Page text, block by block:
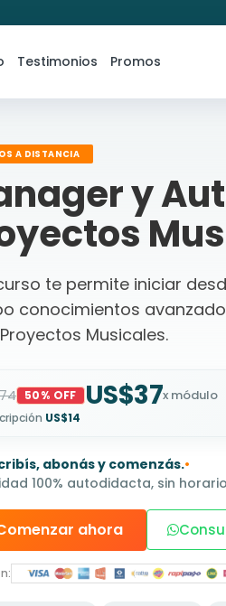
Testimonios Promos
A DISTANCIA
y
te permite iniciar
conocimientos
Musicales.
50% OFF US$37x módulo
US$14
abonás y comenzás.•
100% autodidacta, sin
ahora